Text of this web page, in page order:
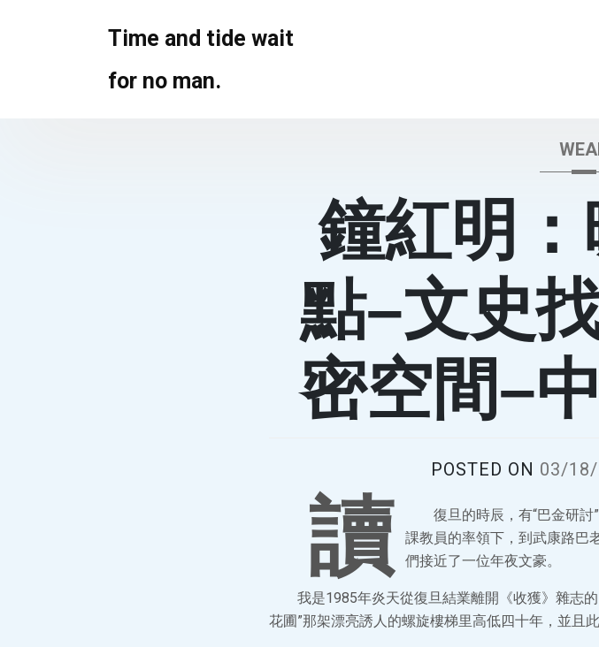
Time and tide wait
for no man.
鐘紅明
點–文史
密空間–
POSTED ON 03/
讀
復旦的時辰，有“巴金研
課教員的率領下，到武康路巴
們接近了一位年夜文豪。
我是1985年炎天從復旦結業離開《收獲》雜志
花圃”那架漂亮誘人的螺旋樓梯里高低四十年，並且此